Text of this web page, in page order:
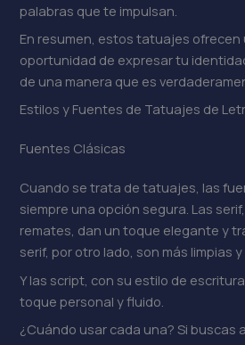
palabras que te impulsan.
En resumen, estos tatuajes ofrecen
oportunidad de expresar tu
de una manera que es
Estilos y Fuentes de Tatuajes de
Fuentes Clásicas
Cuando se trata de tatuajes, las
siempre una opción segura. Las
remates, dan un toque elegante y
serif, por otro lado, son más limpias
Y las script, con su estilo de
toque personal y fluido.
¿Cuándo usar cada una? Si buscas